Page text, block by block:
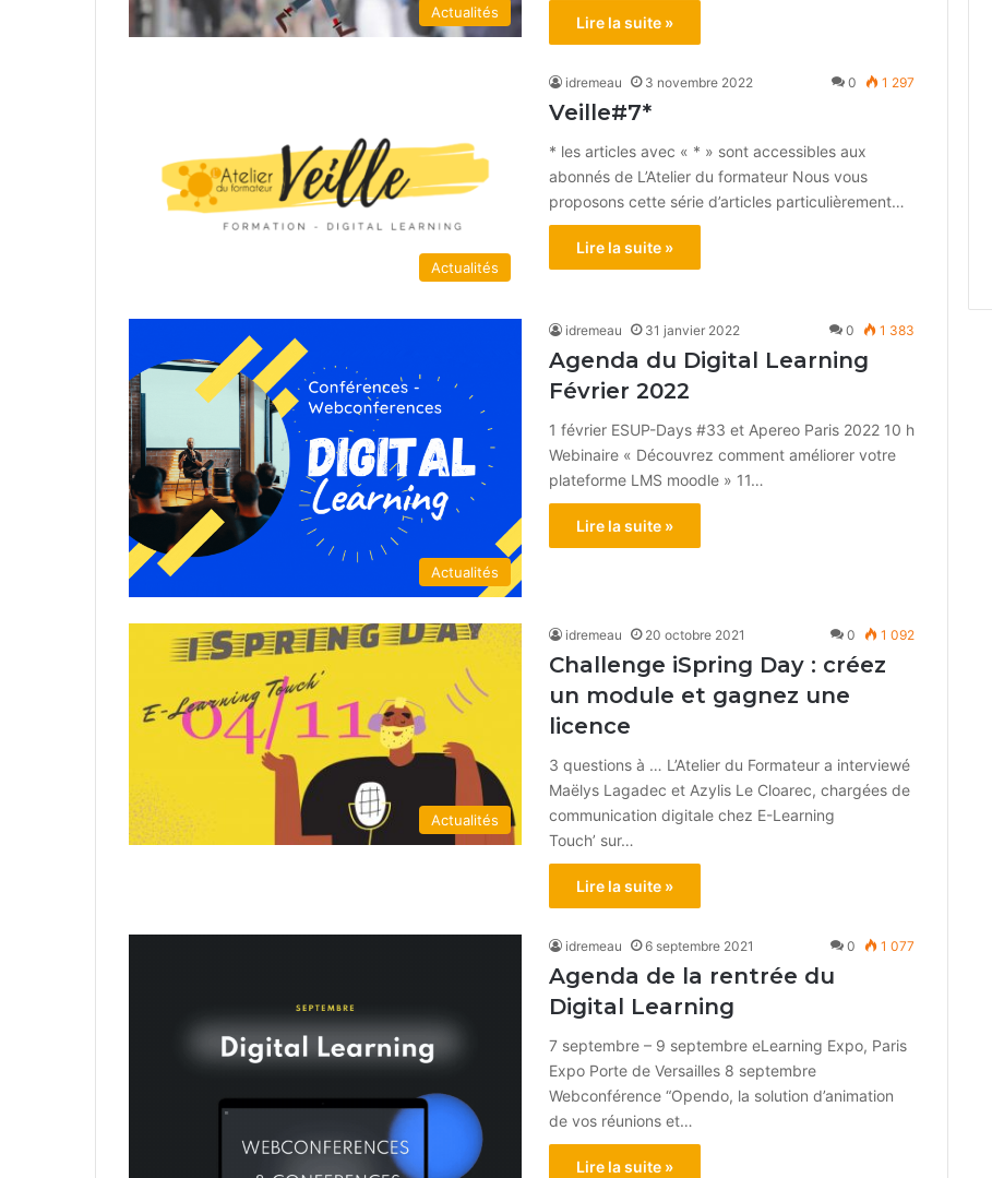
Actualités
Lire la suite »
Actualités
idremeau 3 novembre 2022 0 1 297
Veille#7*
* les articles avec « * » sont accessibles aux
abonnés de L’Atelier du formateur Nous vous
proposons cette série d’articles particulièrement…
Lire la suite »
Actualités
idremeau 31 janvier 2022 0 1 383
Agenda du Digital Learning
Février 2022
1 février ESUP-Days #33 et Apereo Paris 2022 10 h
Webinaire « Découvrez comment améliorer votre
plateforme LMS moodle » 11…
Lire la suite »
Actualités
idremeau 20 octobre 2021 0 1 092
Challenge iSpring Day : créez
un module et gagnez une
licence
3 questions à … L’Atelier du Formateur a interviewé
Maëlys Lagadec et Azylis Le Cloarec, chargées de
communication digitale chez E-Learning
Touch’ sur…
Lire la suite »
idremeau 6 septembre 2021 0 1 077
Agenda de la rentrée du
Digital Learning
7 septembre – 9 septembre eLearning Expo, Paris
Expo Porte de Versailles 8 septembre
Webconférence “Opendo, la solution d’animation
de vos réunions et…
Lire la suite »